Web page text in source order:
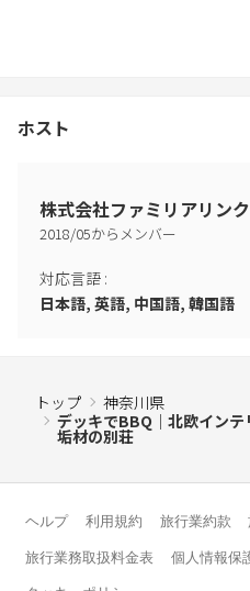
※ 上記行為が見受けられた場合
※ 建物内は完全禁煙となってお
の指定場所以外での喫煙の形跡
ホスト
株式会社ファミリアリンク
2018/05からメンバー
対応言語 :
日本語, 英語, 中国語, 韓国語
トップ
神奈川県
デッキでBBQ｜北欧イン
垢材の別荘
ヘルプ 利用規約 旅行業約款
旅行業務取扱料金表 個人情報保